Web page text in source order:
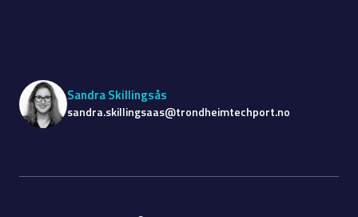
Sandra Skillingsås
sandra.skillingsaas@trondheimtechport.no